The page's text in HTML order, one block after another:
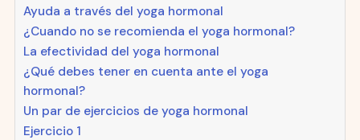
Ayuda a través del yoga hormonal
¿Cuando no se recomienda el yoga hormonal?
La efectividad del yoga hormonal
¿Qué debes tener en cuenta ante el yoga
hormonal?
Un par de ejercicios de yoga hormonal
Ejercicio 1